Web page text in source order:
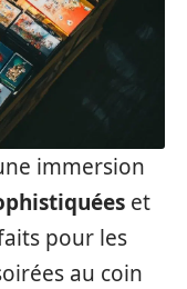
immersion
et
pour les
au coin